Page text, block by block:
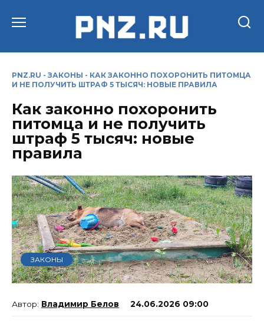
PNZ.RU - ЗАКОНЫ - КАК ЗАКОННО ПОХОРОНИТЬ ПИТОМЦА
И НЕ ПОЛУЧИТЬ ШТРАФ 5 ТЫСЯЧ: НОВЫЕ ПРАВИЛА
Как законно похоронить
питомца и не получить
штраф 5 тысяч: новые
правила
ЗАКОНЫ
Владимир Белов 24.06.2026 09:00